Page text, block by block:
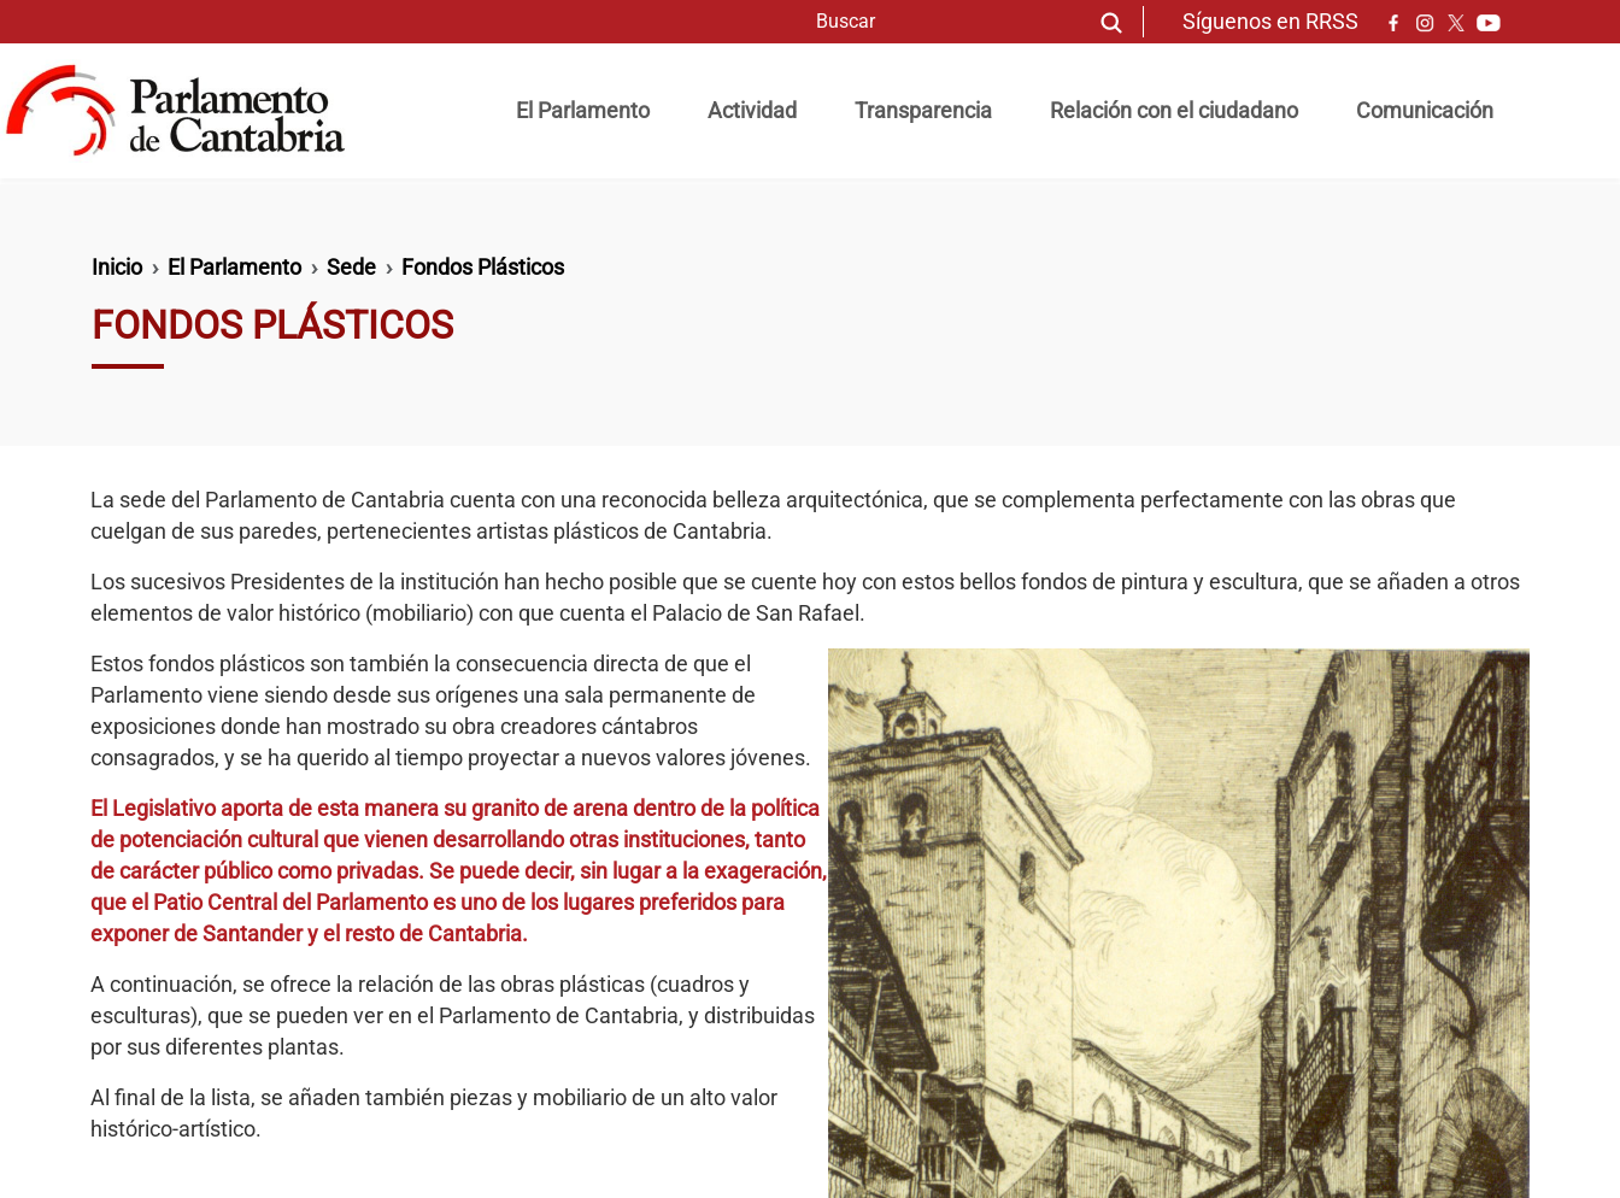
Síguenos en RRSS
El Parlamento
Actividad Transparencia Relación con el ciudadano Comunicación
Ruta de navegación
Inicio El Parlamento Sede Fondos Plásticos
FONDOS PLÁSTICOS
La sede del Parlamento de Cantabria cuenta con una reconocida belleza arquitectónica, que se complementa perfectamente con las obras que
cuelgan de sus paredes, pertenecientes artistas plásticos de Cantabria.
Los sucesivos Presidentes de la institución han hecho posible que se cuente hoy con estos bellos fondos de pintura y escultura, que se añaden a otros
elementos de valor histórico (mobiliario) con que cuenta el Palacio de San Rafael.
Estos fondos plásticos son también la consecuencia directa de que el
Parlamento viene siendo desde sus orígenes una sala permanente de
exposiciones donde han mostrado su obra creadores cántabros
consagrados, y se ha querido al tiempo proyectar a nuevos valores jóvenes.
El Legislativo aporta de esta manera su granito de arena dentro de la política
de potenciación cultural que vienen desarrollando otras instituciones, tanto
de carácter público como privadas. Se puede decir, sin lugar a la exageración,
que el Patio Central del Parlamento es uno de los lugares preferidos para
exponer de Santander y el resto de Cantabria.
A continuación, se ofrece la relación de las obras plásticas (cuadros y
esculturas), que se pueden ver en el Parlamento de Cantabria, y distribuidas
por sus diferentes plantas.
Al final de la lista, se añaden también piezas y mobiliario de un alto valor
histórico-artístico.